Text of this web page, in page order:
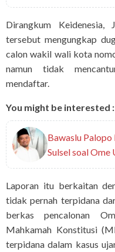
Dirangkum
tersebut mengungkap
calon wakil wali kota
namun tidak
mendaftar.
You might be interested :
Bawaslu
Sulsel soal Ome
Laporan itu berkaitan
tidak pernah terpidana
berkas pencalonan
Mahkamah Konstitusi
terpidana dalam kasus